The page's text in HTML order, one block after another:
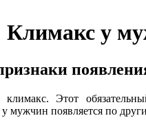
Климакс у
Этот
мужчин появляется по